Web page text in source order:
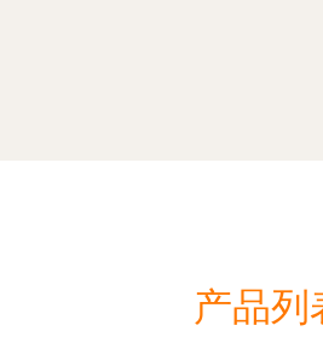
产品列